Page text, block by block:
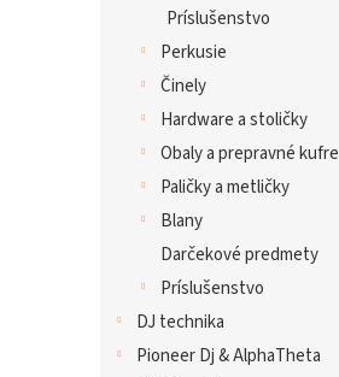
Príslušenstvo
Perkusie
Činely
Hardware a stoličky
Obaly a prepravné kufre
Paličky a metličky
Blany
Darčekové predmety
Príslušenstvo
DJ technika
Pioneer Dj & AlphaTheta